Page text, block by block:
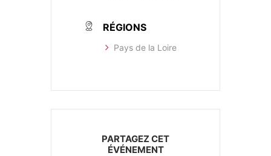
RÉGIONS
Pays de la Loire
PARTAGEZ CET
ÉVÉNEMENT